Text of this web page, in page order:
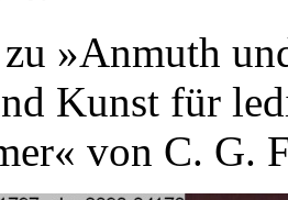
»Anmuth
Kunst für
von C. G.